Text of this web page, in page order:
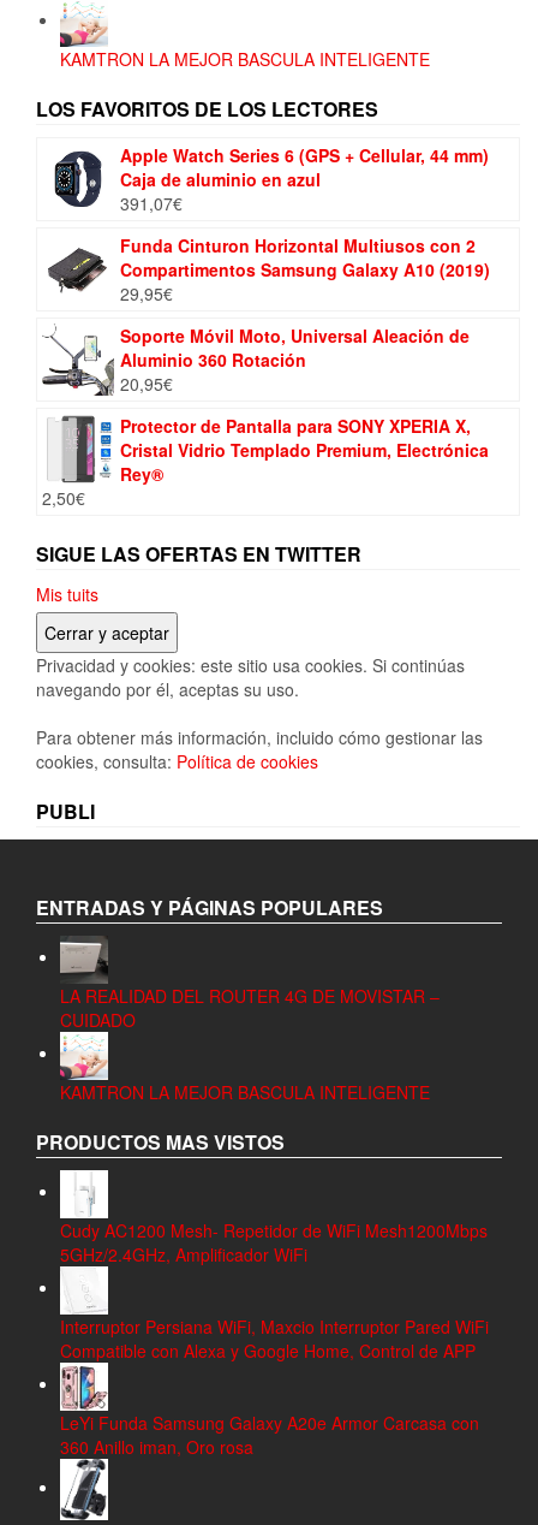
KAMTRON LA MEJOR BASCULA INTELIGENTE
LOS FAVORITOS DE LOS LECTORES
Apple Watch Series 6 (GPS + Cellular, 44 mm)
Caja de aluminio en azul
391,07€
Funda Cinturon Horizontal Multiusos con 2
Compartimentos Samsung Galaxy A10 (2019)
29,95€
Soporte Móvil Moto, Universal Aleación de
Aluminio 360 Rotación
20,95€
Protector de Pantalla para SONY XPERIA X,
Cristal Vidrio Templado Premium, Electrónica
Rey®
2,50€
SIGUE LAS OFERTAS EN TWITTER
Mis tuits
Privacidad y cookies: este sitio usa cookies. Si continúas
navegando por él, aceptas su uso.
Para obtener más información, incluido cómo gestionar las
cookies, consulta: Política de cookies
PUBLI
ENTRADAS Y PÁGINAS POPULARES
LA REALIDAD DEL ROUTER 4G DE MOVISTAR –
CUIDADO
KAMTRON LA MEJOR BASCULA INTELIGENTE
PRODUCTOS MAS VISTOS
Cudy AC1200 Mesh- Repetidor de WiFi Mesh1200Mbps
5GHz/2.4GHz, Amplificador WiFi
Interruptor Persiana WiFi, Maxcio Interruptor Pared WiFi
Compatible con Alexa y Google Home, Control de APP
LeYi Funda Samsung Galaxy A20e Armor Carcasa con
360 Anillo iman, Oro rosa